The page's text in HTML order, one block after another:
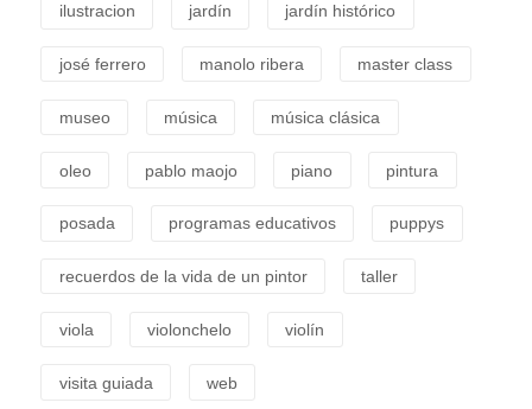
ilustracion jardín jardín histórico
josé ferrero manolo ribera master class
museo música música clásica
oleo pablo maojo piano pintura
posada programas educativos puppys
recuerdos de la vida de un pintor taller
viola violonchelo violín
visita guiada web